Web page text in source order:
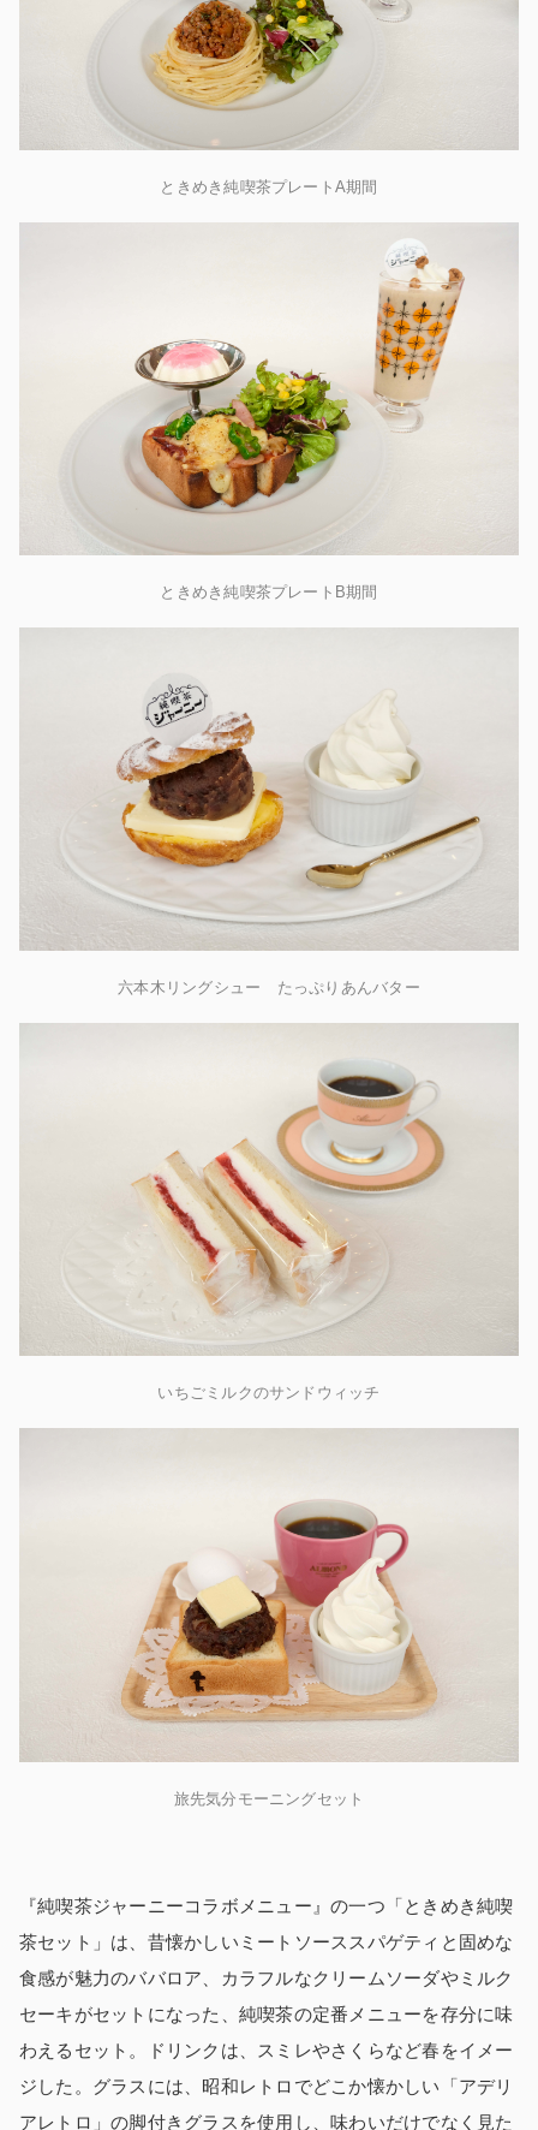
ときめき純喫茶プレートA期間
ときめき純喫茶プレートB期間
六本木リングシュー たっぷりあんバター
いちごミルクのサンドウィッチ
旅先気分モーニングセット
『純喫茶ジャーニーコラボメニュー』の一つ「ときめき純喫
茶セット」は、昔懐かしいミートソーススパゲティと固めな
食感が魅力のババロア、カラフルなクリームソーダやミルク
セーキがセットになった、純喫茶の定番メニューを存分に味
わえるセット。ドリンクは、スミレやさくらなど春をイメー
ジした。グラスには、昭和レトロでどこか懐かしい「アデリ
アレトロ」の脚付きグラスを使用し、味わいだけでなく見た